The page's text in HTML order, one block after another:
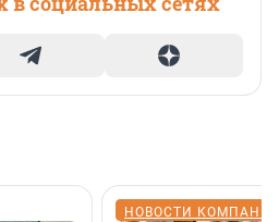
НОВОСТИ